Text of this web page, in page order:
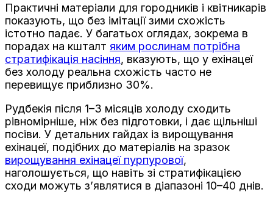
Практичні матеріали для городників і квітникарів
показують, що без імітації зими схожість
істотно падає. У багатьох оглядах, зокрема в
порадах на кшталт яким рослинам потрібна
стратифікація насіння, вказують, що у ехінацеї
без холоду реальна схожість часто не
перевищує приблизно 30%.
Рудбекія після 1–3 місяців холоду сходить
рівномірніше, ніж без підготовки, і дає щільніші
посіви. У детальних гайдах із вирощування
ехінацеї, подібних до матеріалів на зразок
вирощування ехінацеї пурпурової,
наголошується, що навіть зі стратифікацією
сходи можуть з’являтися в діапазоні 10–40 днів.